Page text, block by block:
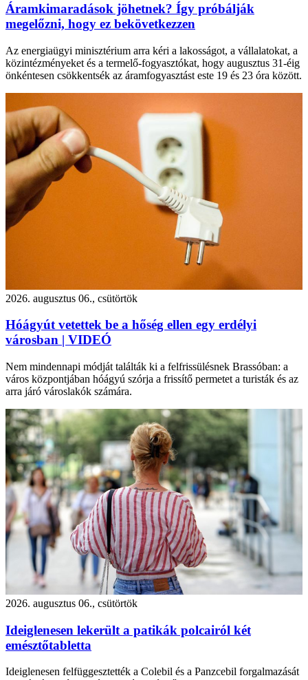
Áramkimaradások jöhetnek? Így próbálják
megelőzni, hogy ez bekövetkezzen
Az energiaügyi minisztérium arra kéri a lakosságot, a vállalatokat, a
közintézményeket és a termelő-fogyasztókat, hogy augusztus 31-éig
önkéntesen csökkentsék az áramfogyasztást este 19 és 23 óra között.
2026. augusztus 06., csütörtök
Hóágyút vetettek be a hőség ellen egy erdélyi
városban | VIDEÓ
Nem mindennapi módját találták ki a felfrissülésnek Brassóban: a
város központjában hóágyú szórja a frissítő permetet a turisták és az
arra járó városlakók számára.
2026. augusztus 06., csütörtök
Ideiglenesen lekerült a patikák polcairól két
emésztőtabletta
Ideiglenesen felfüggesztették a Colebil és a Panzcebil forgalmazását